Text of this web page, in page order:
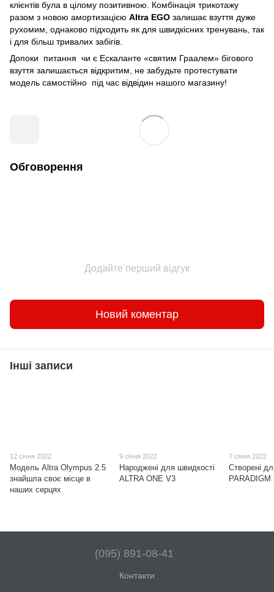
клієнтів була в цілому позитивною. Комбінація трикотажу
разом з новою амортизацією Altra EGO залишає взуття дуже
рухомим, однаково підходить як для швидкісних тренувань, так
і для більш тривалих забігів.
Допоки питання чи є Ескаланте «святим Граалем» бігового
взуття залишається відкритим, не забудьте протестувати
модель самостійно під час відвідин нашого магазину!
Обговорення
Додайте перший відгук
Новий коментар
Інші записи
12 січня 2022
Модель Altra Olympus 2.5
знайшла своє місце в
наших серцях
9 січня 2022
Народжені для швидкості
ALTRA ONE V3
7 січня 2022
Створені
PARADIGM
(095) 891-08-41
Контакти